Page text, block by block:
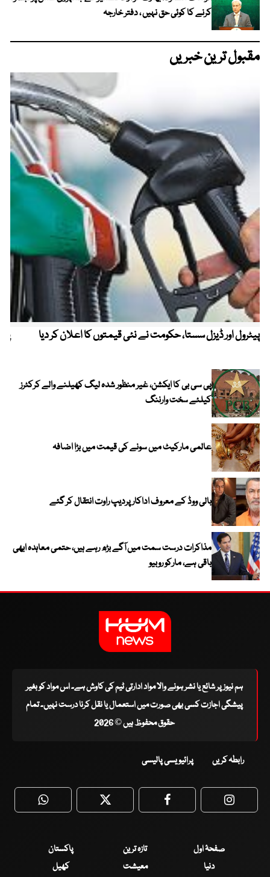
کرنے کا کوئی حق نہیں ، دفتر خارجہ
مقبول ترین خبریں
پیٹرول اور ڈیزل سستا، حکومت نے نئی قیمتوں کا اعلان کر دیا
پی سی بی کا ایکشن، غیر منظور شدہ لیگ کھیلنے والے کرکٹرز
کیلئے سخت وارننگ
عالمی مارکیٹ میں سونے کی قیمت میں بڑا اضافہ
بالی ووڈ کے معروف اداکار پردیپ راوت انتقال کر گئے
مذاکرات درست سمت میں آگے بڑھ رہے ہیں، حتمی معاہدہ ابھی
باقی ہے، مارکو روبیو
ہم نیوز پر شائع یا نشر ہونے والا مواد ادارتی ٹیم کی کاوش ہے۔ اس مواد کو بغیر
پیشگی اجازت کسی بھی صورت میں استعمال یا نقل کرنا درست نہیں۔ تمام
حقوق محفوظ ہیں © 2026
رابطہ کریں پرائیویسی پالیسی
WhatsApp Twitter Facebook
صفحۂ اول تازہ ترین
پاکستان
دنیا
معیشت کھیل